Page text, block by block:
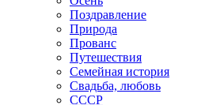
Поздравление
Природа
Прованс
Путешествия
Семейная история
Свадьба, любовь
СССР